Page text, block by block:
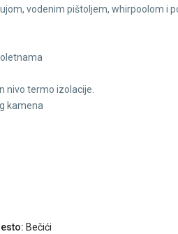
vodenim pištoljem, whirpoolom i
nivo termo izolacije.
kamena
Bečići